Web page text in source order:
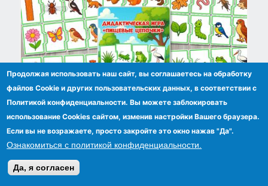
Дидактическая игра «Пищевые цепочки»
Продолжая использовать наш сайт, вы соглашаетесь на обработку
файлов Сookie и других пользовательских данных, в соответствии с
Политикой конфиденциальности. Вы можете заблокировать
использование Cookies сайтом, изменив настройки Вашего браузера.
Если вы не возражаете, просто закройте это окно нажав "Да".
Ознакомиться с политикой конфиденциальности.
Да, я согласен